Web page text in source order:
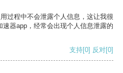
过程中不会泄露个人信息，这让我很
器app，经常会出现个人信息泄露的
支持[0] 反对[0]